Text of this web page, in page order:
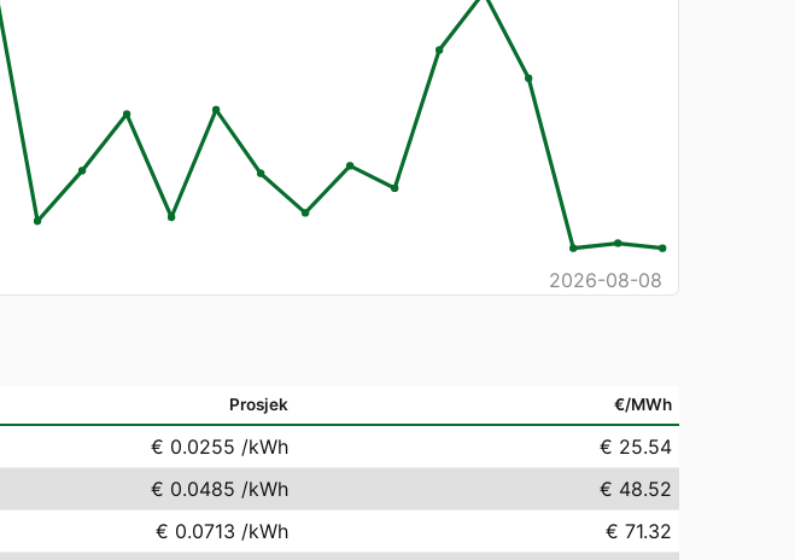
2026-08-08
Prosjek €/MWh
€ 0.0255 /kWh
€ 25.54
€ 0.0485 /kWh
€ 48.52
€ 0.0713 /kWh
€ 71.32